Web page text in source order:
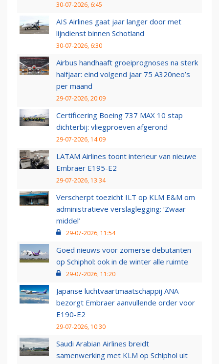
30-07-2026, 6:45
AIS Airlines gaat jaar langer door met
lijndienst binnen Schotland
30-07-2026, 6:30
Airbus handhaaft groeiprognoses na sterk
halfjaar: eind volgend jaar 75 A320neo’s
per maand
29-07-2026, 20:09
Certificering Boeing 737 MAX 10 stap
dichterbij: vliegproeven afgerond
29-07-2026, 14:09
LATAM Airlines toont interieur van nieuwe
Embraer E195-E2
29-07-2026, 13:34
Verscherpt toezicht ILT op KLM E&M om
administratieve verslaglegging: ‘Zwaar
middel’
29-07-2026, 11:54
Goed nieuws voor zomerse debutanten
op Schiphol: ook in de winter alle ruimte
29-07-2026, 11:20
Japanse luchtvaartmaatschappij ANA
bezorgt Embraer aanvullende order voor
E190-E2
29-07-2026, 10:30
Saudi Arabian Airlines breidt
samenwerking met KLM op Schiphol uit